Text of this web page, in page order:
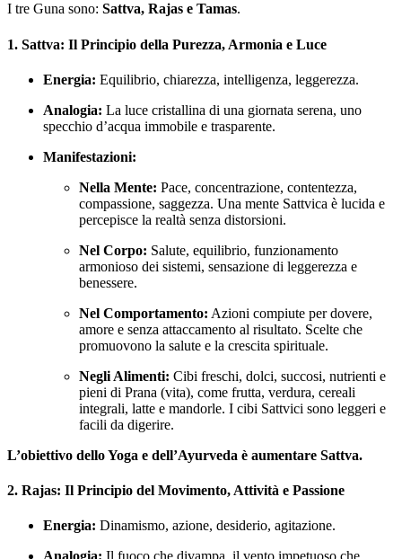
I tre Guna sono: Sattva, Rajas e Tamas.
1. Sattva: Il Principio della Purezza, Armonia e Luce
Energia: Equilibrio, chiarezza, intelligenza, leggerezza.
Analogia: La luce cristallina di una giornata serena, uno
specchio d’acqua immobile e trasparente.
Manifestazioni:
Nella Mente: Pace, concentrazione, contentezza,
compassione, saggezza. Una mente Sattvica è lucida e
percepisce la realtà senza distorsioni.
Nel Corpo: Salute, equilibrio, funzionamento
armonioso dei sistemi, sensazione di leggerezza e
benessere.
Nel Comportamento: Azioni compiute per dovere,
amore e senza attaccamento al risultato. Scelte che
promuovono la salute e la crescita spirituale.
Negli Alimenti: Cibi freschi, dolci, succosi, nutrienti e
pieni di Prana (vita), come frutta, verdura, cereali
integrali, latte e mandorle. I cibi Sattvici sono leggeri e
facili da digerire.
L’obiettivo dello Yoga e dell’Ayurveda è aumentare Sattva.
2. Rajas: Il Principio del Movimento, Attività e Passione
Energia: Dinamismo, azione, desiderio, agitazione.